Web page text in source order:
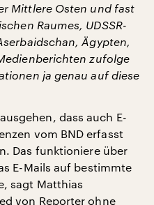
Mittlere Osten und fast
Raumes, UDSSR-
Ägypten,
zufolge
ja genau auf diese
dass auch E-
vom BND erfasst
Das funktioniere über
E-Mails auf bestimmte
sagt Matthias
von Reporter ohne